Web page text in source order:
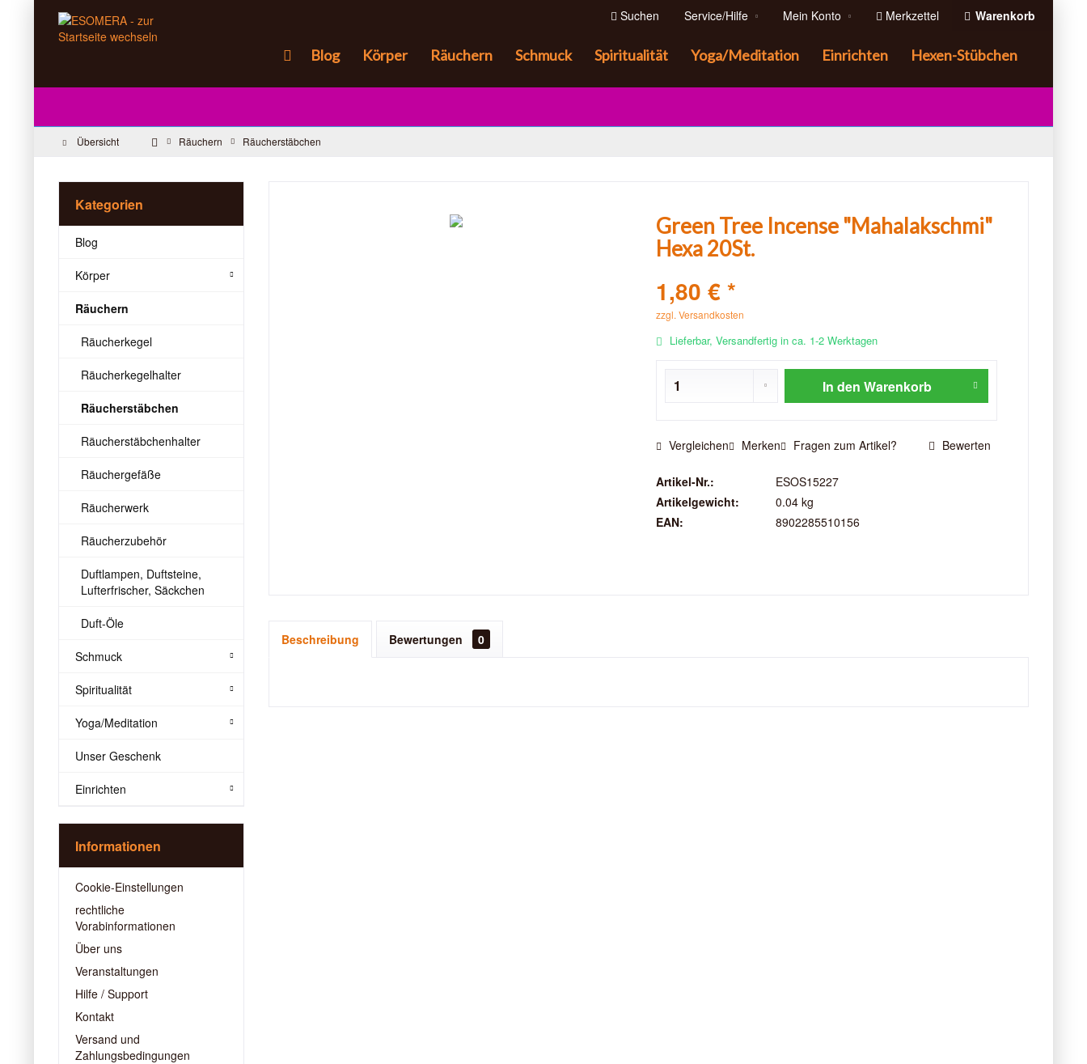
Warenkorb
Merkzettel
Mein Konto
Service/Hilfe
Suchen
Blog Körper Räuchern Schmuck Spiritualität Yoga/Meditation Einrichten Hexen-Stübchen
Übersicht Räuchern Räucherstäbchen
Kategorien
Blog
Körper
Räuchern
Räucherkegel
Räucherkegelhalter
Räucherstäbchen
Räucherstäbchenhalter
Räuchergefäße
Räucherwerk
Räucherzubehör
Duftlampen, Duftsteine,
Lufterfrischer, Säckchen
Duft-Öle
Schmuck
Spiritualität
Yoga/Meditation
Unser Geschenk
Einrichten
Informationen
Cookie-Einstellungen
rechtliche
Vorabinformationen
Über uns
Veranstaltungen
Hilfe / Support
Kontakt
Versand und
Zahlungsbedingungen
Green Tree Incense "Mahalakschmi"
Hexa 20St.
1,80 € *
zzgl. Versandkosten
Lieferbar, Versandfertig in ca. 1-2 Werktagen
In den Warenkorb
Vergleichen Merken Fragen zum Artikel? Bewerten
Artikel-Nr.:
ESOS15227
Artikelgewicht:
0.04 kg
EAN:
8902285510156
Beschreibung Bewertungen 0